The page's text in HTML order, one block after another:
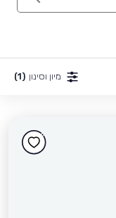
מיון וסינון (1)